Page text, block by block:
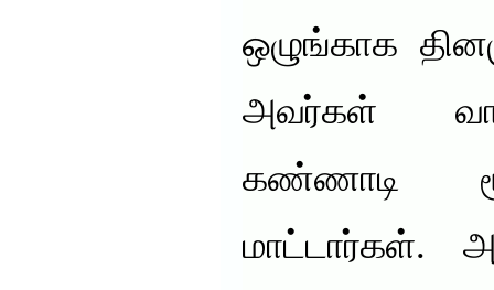
ஒழுங்காக
அவர்கள்
கண்ணாடி
மாட்டார்கள்.